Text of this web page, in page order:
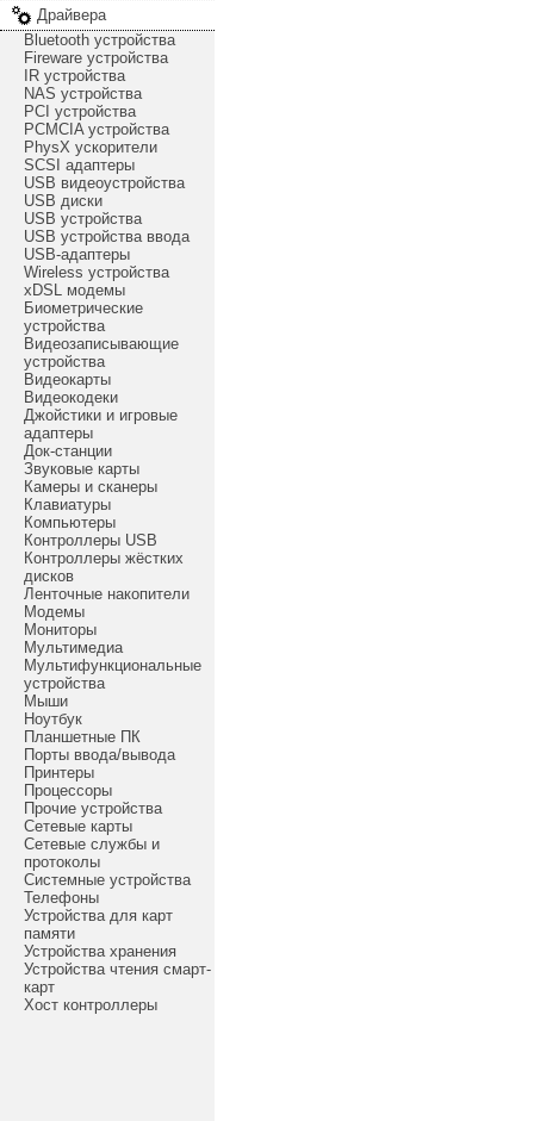
Драйвера
Bluetooth устройства
Fireware устройства
IR устройства
NAS устройства
PCI устройства
PCMCIA устройства
PhysX ускорители
SCSI адаптеры
USB видеоустройства
USB диски
USB устройства
USB устройства ввода
USB-адаптеры
Wireless устройства
xDSL модемы
Биометрические
устройства
Видеозаписывающие
устройства
Видеокарты
Видеокодеки
Джойстики и игровые
адаптеры
Док-станции
Звуковые карты
Камеры и сканеры
Клавиатуры
Компьютеры
Контроллеры USB
Контроллеры жёстких
дисков
Ленточные накопители
Модемы
Мониторы
Мультимедиа
Мультифункциональные
устройства
Мыши
Ноутбук
Планшетные ПК
Порты ввода/вывода
Принтеры
Процессоры
Прочие устройства
Сетевые карты
Сетевые службы и
протоколы
Системные устройства
Телефоны
Устройства для карт
памяти
Устройства хранения
Устройства чтения смарт-
карт
Хост контроллеры